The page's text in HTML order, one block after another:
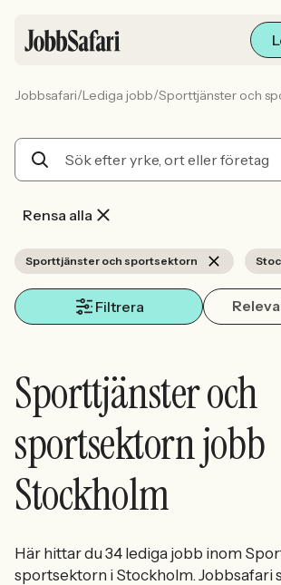
Arbetsliv och karriär
Sök med AI
Jobbsafari/Lediga jobb/Sporttjänster och
Rensa alla
Sporttjänster och sportsektorn
Filtrera
Sporttjänster och
sportsektorn jobb
Stockholm
Här hittar du 34 lediga jobb inom
sportsektorn i Stockholm. Jobbsafari